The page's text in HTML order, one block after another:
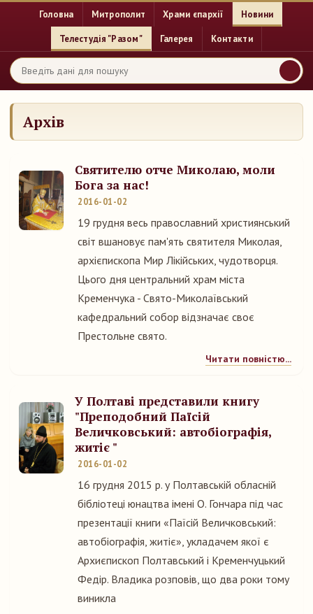
Головна Митрополит Храми єпархії Новини
Телестудія "Разом" Галерея Контакти
Архів
Святителю отче Миколаю, моли
Бога за нас!
2016-01-02
19 грудня весь православний християнський
світ вшановує пам'ять святителя Миколая,
архієпископа Мир Лікійських, чудотворця.
Цього дня центральний храм міста
Кременчука - Свято-Миколаївський
кафедральний собор відзначає своє
Престольне свято.
Читати повністю...
У Полтаві представили книгу
"Преподобний Паїсій
Величковський: автобіографія,
житіє "
2016-01-02
16 грудня 2015 р. у Полтавській обласній
бібліотеці юнацтва імені О. Гончара під час
презентації книги «Паїсій Величковський:
автобіографія, житіє», укладачем якої є
Архиєпископ Полтавський і Кременчуцький
Федір. Владика розповів, що два роки тому
виникла